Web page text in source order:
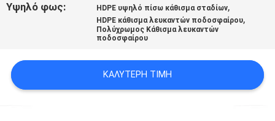
ΖΗΤΉΣΤΕ
SITEMAP
Υψηλό φως: HDPE υψηλό πίσω κάθισμα σταδίων,
HDPE κάθισμα λευκαντών ποδοσφαίρου,
Πολύχρωμος Κάθισμα λευκαντών
ποδοσφαίρου
ΚΑΛΎΤΕΡΗ ΤΙΜΉ